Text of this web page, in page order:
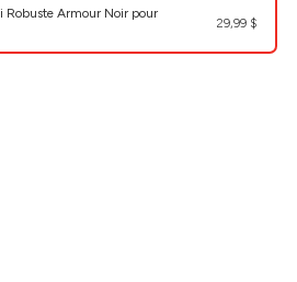
Robuste Armour Noir pour
29,99 $